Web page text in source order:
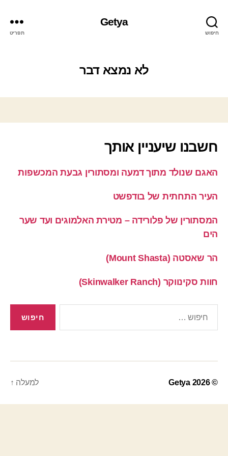
חיפוש
Getya
תפריט
לא נמצא דבר
חשבנו שיעניין אותך
האגם שנולד מתוך דמעה ומסתורין גבעת המכשפות
העיר התחתית של בודפשט
המסתורין של פלורידה – מטירת האלמוגים ועד שער
הים
הר שאסטה (Mount Shasta)
חוות סקינווקר (Skinwalker Ranch)
© 2026
Getya למעלה ↑